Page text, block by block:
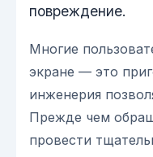
повреждение.
Многие
экране — это
инженерия
Прежде чем
провести